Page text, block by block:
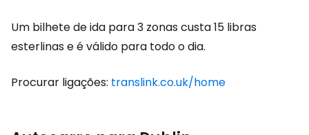
Um bilhete de ida para 3 zonas custa 15 libras
esterlinas e é válido para todo o dia.
Procurar ligações: translink.co.uk/home